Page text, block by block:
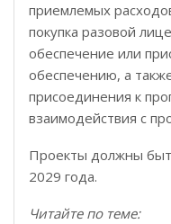
приемлемых
покупка разовой
обеспечение или
обеспечению, а
присоединения к
взаимодействия с
Проекты должны
2029 года.
Читайте по теме: